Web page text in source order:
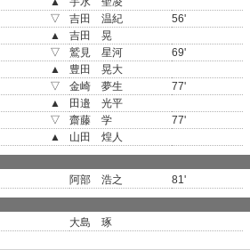
▽
吉田 温紀
56'
▲
吉田 晃
▽
鷲見 星河
69'
▲
豊田 晃大
▽
金崎 夢生
77'
▲
田邉 光平
▽
齋藤 学
77'
▲
山田 煌人
阿部 浩之
81'
大島 琢